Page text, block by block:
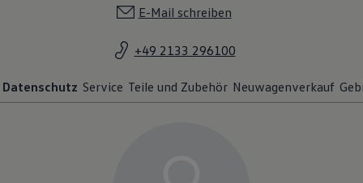
E-Mail schreiben
+49 2133 296100
Datenschutz Service Teile und Zubehör Neuwagenverkauf